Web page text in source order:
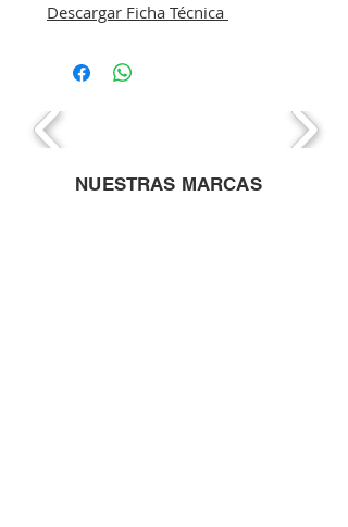
Descargar Ficha Técnica
NUESTRAS MARCAS